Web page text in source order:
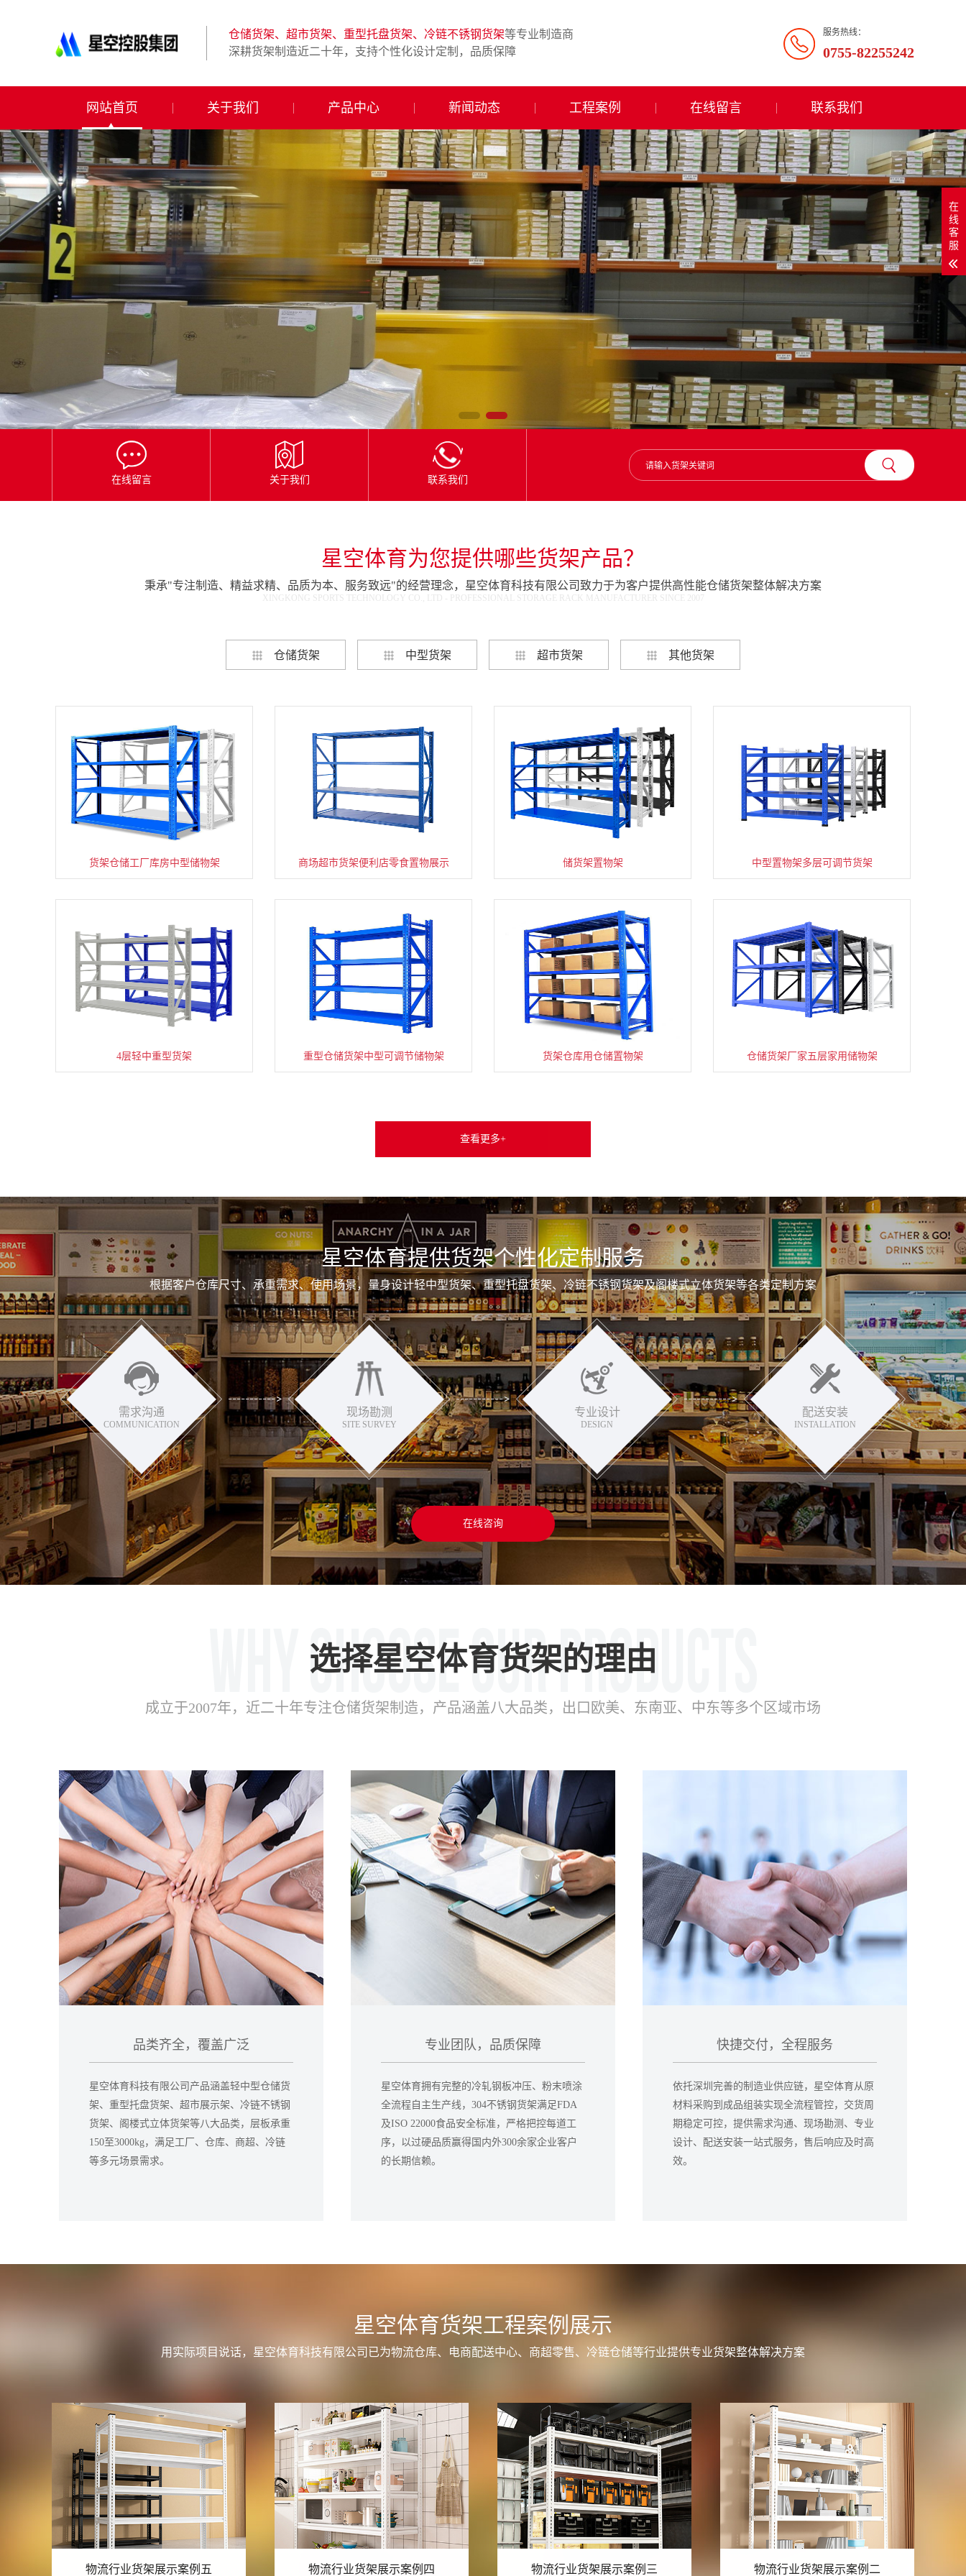
有
仓
储
货
架|
超
货
架|
重
型
货
架
制
造
网
服务热线：
0755-82255242
仓储货架、超市货架、重型托盘货架、冷链不锈钢货架等专业制造商
深耕货架制造近二十年，支持个性化设计定制，品质保障
网站首页 关于我们 产品中心 新闻动态 工程案例 在线留言 联系我们
在线留言 关于我们 联系我们
星空体育为您提供哪些货架产品？
秉承"专注制造、精益求精、品质为本、服务致远"的经营理念，星空体育科技有限公司致力于为客户提供高性能仓储货架整体解决方案
XINGKONG SPORTS TECHNOLOGY CO., LTD - PROFESSIONAL STORAGE RACK MANUFACTURER SINCE 2007
仓储货架 中型货架 超市货架 其他货架
货架仓储工厂库房中型储物架 商场超市货架便利店零食置物展示 储货架置物架 中型置物架多层可调节货架
4层轻中重型货架 重型仓储货架中型可调节储物架 货架仓库用仓储置物架 仓储货架厂家五层家用储物架
家用货架置物架多层阳台收纳 速装货架多层置物架 超市零食储物架快递货物架 货架仓库用仓储置物架四层展示架
查看更多+
星空体育提供货架个性化定制服务
根据客户仓库尺寸、承重需求、使用场景，量身设计轻中型货架、重型托盘货架、冷链不锈钢货架及阁楼式立体货架等各类定制方案
需求沟通
COMMUNICATION
现场勘测
SITE SURVEY
专业设计
DESIGN
配送安装
INSTALLATION
在线咨询
选择星空体育货架的理由
成立于2007年，近二十年专注仓储货架制造，产品涵盖八大品类，出口欧美、东南亚、中东等多个区域市场
品类齐全，覆盖广泛
星空体育科技有限公司产品涵盖轻中型仓储货
架、重型托盘货架、超市展示架、冷链不锈钢
货架、阁楼式立体货架等八大品类，层板承重
150至3000kg，满足工厂、仓库、商超、冷链
等多元场景需求。
专业团队，品质保障
星空体育拥有完整的冷轧钢板冲压、粉末喷涂
全流程自主生产线，304不锈钢货架满足FDA
及ISO 22000食品安全标准，严格把控每道工
序，以过硬品质赢得国内外300余家企业客户
的长期信赖。
快捷交付，全程服务
依托深圳完善的制造业供应链，星空体育从原
材料采购到成品组装实现全流程管控，交货周
期稳定可控，提供需求沟通、现场勘测、专业
设计、配送安装一站式服务，售后响应及时高
效。
星空体育货架工程案例展示
用实际项目说话，星空体育科技有限公司已为物流仓库、电商配送中心、商超零售、冷链仓储等行业提供专业货架整体解决方案
物流行业货架展示案例四 物流行业货架展示案例三 物流行业货架展示案例二 物流行业货架展示案例一
在
线
客
服